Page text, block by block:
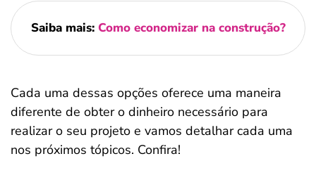
Saiba mais: Como economizar na construção?
Cada uma dessas opções oferece uma maneira
diferente de obter o dinheiro necessário para
realizar o seu projeto e vamos detalhar cada uma
nos próximos tópicos. Confira!